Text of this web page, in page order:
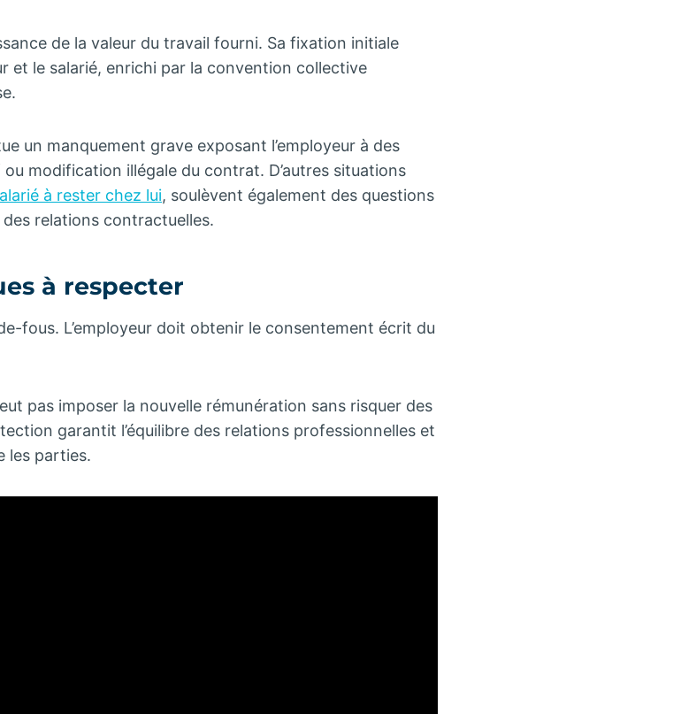
de la valeur du travail fourni. Sa fixation initiale
et le salarié, enrichi par la convention collective
un manquement grave exposant l’employeur à des
modification illégale du contrat. D’autres situations
à rester chez lui, soulèvent également des questions
relations contractuelles.
à respecter
fous. L’employeur doit obtenir le consentement écrit du
pas imposer la nouvelle rémunération sans risquer des
garantit l’équilibre des relations professionnelles et
les parties.